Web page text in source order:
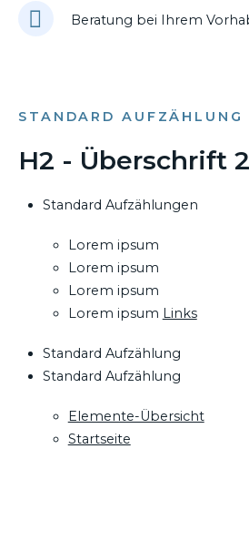
Beratung bei Ihrem
STANDARD AUFZÄHLUNG
H2 - Überschrift 2
Standard Aufzählungen
Lorem ipsum
Lorem ipsum
Lorem ipsum
Lorem ipsum Links
Standard Aufzählung
Standard Aufzählung
Elemente-Übersicht
Startseite